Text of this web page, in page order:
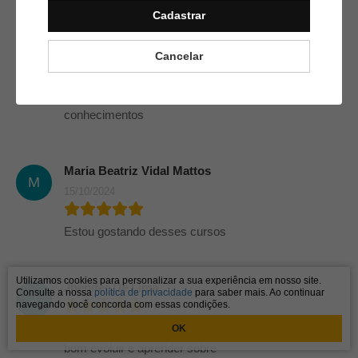
Cadastrar
Cancelar
Neusa Maria Espindola
17/10/2024
Muita gratidão os cursos só
conhecimentos
M
Maria Beatriz Vidal Mattos
Estou gostando desses cursos
J
Jhenifer De Lima 14/10/2024
Muito interessante , realmente e
bom evoluir e aprender sobre
Utilizamos cookies para personalizar a sua experiência em nosso site.
Consulte a nossa política de privacidade para saber mais. Ao continuar
navegando você concorda com essas condições.
OK